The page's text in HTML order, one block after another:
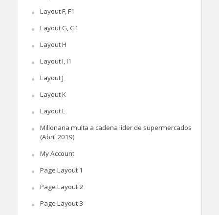
Layout F, F1
Layout G, G1
Layout H
Layout I, I1
Layout J
Layout K
Layout L
Millonaria multa a cadena líder de supermercados
(Abril 2019)
My Account
Page Layout 1
Page Layout 2
Page Layout 3